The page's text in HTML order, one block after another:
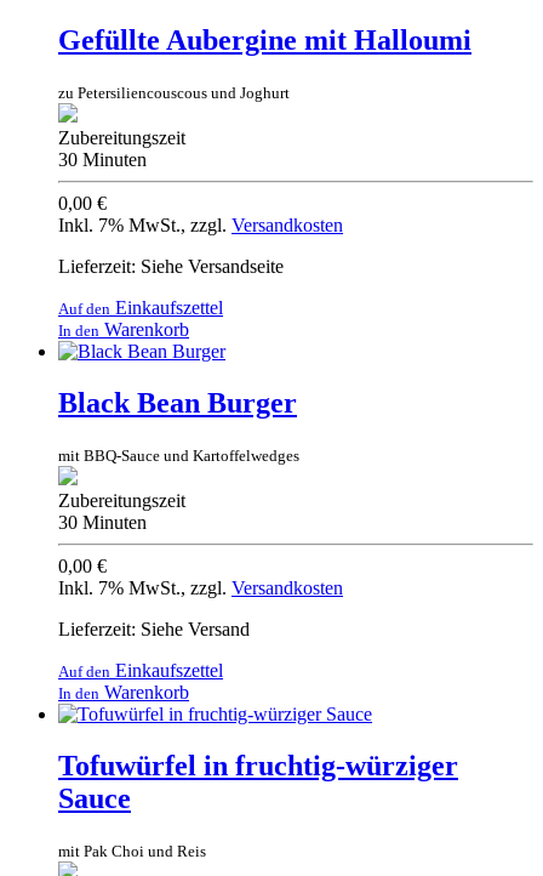
Gefüllte Aubergine mit Halloumi
zu Petersiliencouscous und Joghurt
Zubereitungszeit
30 Minuten
0,00 €
Inkl. 7% MwSt., zzgl. Versandkosten
Lieferzeit: Siehe Versandseite
Auf den Einkaufszettel
In den Warenkorb
Black Bean Burger
mit BBQ-Sauce und Kartoffelwedges
Zubereitungszeit
30 Minuten
0,00 €
Inkl. 7% MwSt., zzgl. Versandkosten
Lieferzeit: Siehe Versand
Auf den Einkaufszettel
In den Warenkorb
Tofuwürfel in fruchtig-würziger
Sauce
mit Pak Choi und Reis